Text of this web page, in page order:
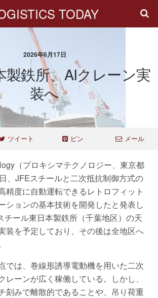
TODAY
2026年6月17日
製鉄所、AIクレーン実
装へ
ツイート ピン メール
（プロキシマテクノロジー、東京都
、JFEスチールと二次抵抗制御方式の
精度に自動運転できるレトロフィット
ションの基本技術を開発したと発表し
チール東日本製鉄所（千葉地区）の天
装を予定しており、その後は全地区へ
では、巻線形誘導電動機を用いた二次
レーンが広く稼働している。しかし、
刻みで離散的であることや、吊り荷重